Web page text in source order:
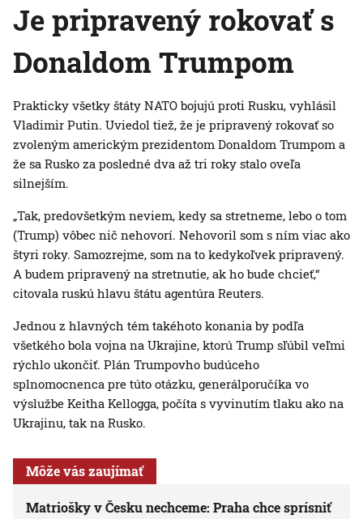
Je pripravený rokovať s
Donaldom Trumpom
Prakticky všetky štáty NATO bojujú proti Rusku, vyhlásil
Vladimir Putin. Uviedol tiež, že je pripravený rokovať so
zvoleným americkým prezidentom Donaldom Trumpom a
že sa Rusko za posledné dva až tri roky stalo oveľa
silnejším.
„Tak, predovšetkým neviem, kedy sa stretneme, lebo o tom
(Trump) vôbec nič nehovorí. Nehovoril som s ním viac ako
štyri roky. Samozrejme, som na to kedykoľvek pripravený.
A budem pripravený na stretnutie, ak ho bude chcieť,“
citovala ruskú hlavu štátu agentúra Reuters.
Jednou z hlavných tém takéhoto konania by podľa
všetkého bola vojna na Ukrajine, ktorú Trump sľúbil veľmi
rýchlo ukončiť. Plán Trumpovho budúceho
splnomocnenca pre túto otázku, generálporučíka vo
výslužbe Keitha Kellogga, počíta s vyvinutím tlaku ako na
Ukrajinu, tak na Rusko.
Môže vás zaujímať
Matriošky v Česku nechceme: Praha chce sprísniť